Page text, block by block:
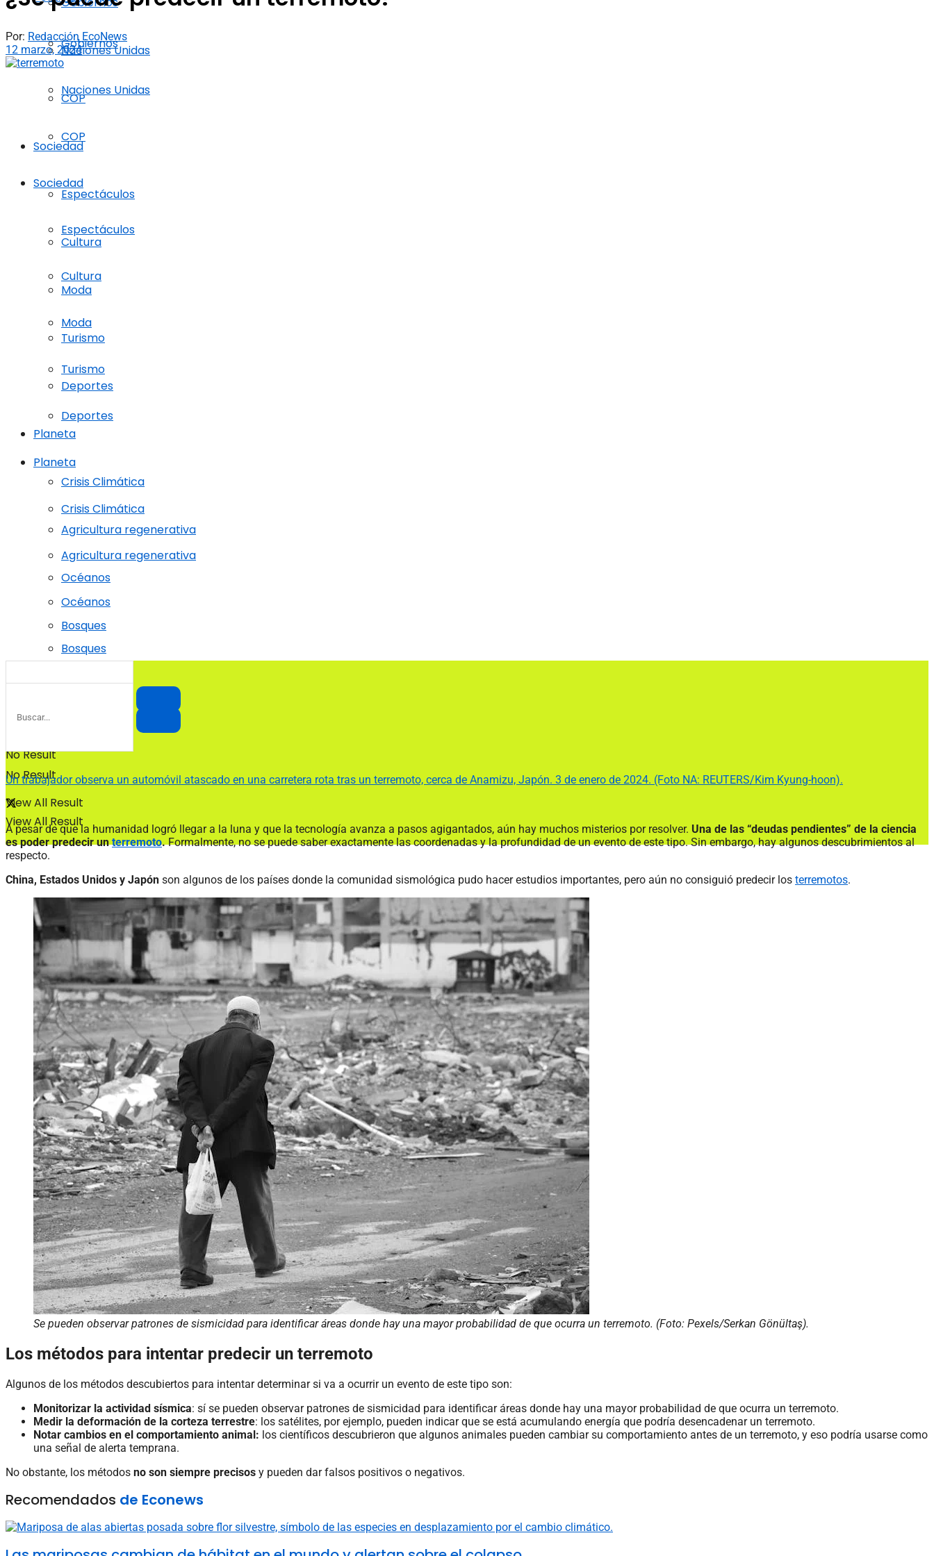
Naciones Unidas
COP
Sociedad
Espectáculos
Cultura
Moda
Turismo
Deportes
Planeta
Crisis Climática
Agricultura regenerativa
Océanos
Bosques
No Result
View All Result
Gobiernos
Naciones Unidas
COP
Sociedad
Espectáculos
Cultura
Moda
Turismo
Deportes
Planeta
Crisis Climática
Agricultura regenerativa
Océanos
Bosques
No Result
View All Result
Por: Redacción EcoNews
12 marzo, 2024
Un trabajador observa un automóvil atascado en una carretera rota tras un terremoto, cerca de Anamizu, Japón. 3 de enero de 2024. (Foto NA: REUTERS/Kim Kyung-hoon).
A pesar de que la humanidad logró llegar a la luna y que la tecnología avanza a pasos agigantados, aún hay muchos misterios por resolver. Una de las “deudas pendientes” de la ciencia
es poder predecir unterremoto.Formalmente, no se puede saber exactamente las coordenadas y la profundidad de un evento de este tipo. Sin embargo, hay algunos descubrimientos al
respecto.
China, Estados Unidos y Japón son algunos de los países donde la comunidad sismológica pudo hacer estudios importantes, pero aún no consiguió predecir los terremotos.
Se pueden observar patrones de sismicidad para identificar áreas donde hay una mayor probabilidad de que ocurra un terremoto. (Foto: Pexels/Serkan Gönültaş).
Los métodos para intentar predecir un terremoto
Algunos de los métodos descubiertos para intentar determinar si va a ocurrir un evento de este tipo son:
Monitorizar la actividad sísmica: sí se pueden observar patrones de sismicidad para identificar áreas donde hay una mayor probabilidad de que ocurra un terremoto.
Medir la deformación de la corteza terrestre: los satélites, por ejemplo, pueden indicar que se está acumulando energía que podría desencadenar un terremoto.
Notar cambios en el comportamiento animal: los científicos descubrieron que algunos animales pueden cambiar su comportamiento antes de un terremoto, y eso podría usarse como
una señal de alerta temprana.
No obstante, los métodos no son siempre precisos y pueden dar falsos positivos o negativos.
Recomendados de Econews